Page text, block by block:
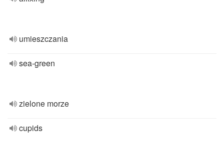
umieszczania
sea-green
zielone morze
cupids